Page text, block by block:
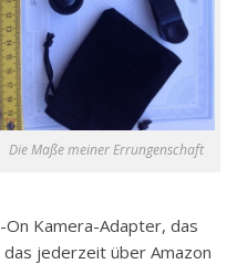
Die Maße meiner Errungenschaft
Kamera-Adapter, das
das jederzeit über Amazon